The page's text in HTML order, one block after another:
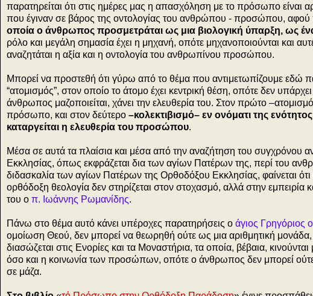
παρατηρείται ότι στις ημέρες μας η απασχόληση με το πρόσωπο είναι
που έγιναν σε βάρος της οντολογίας του ανθρώπου - προσώπου, αφού
οποία ο άνθρωπος προσμετράται ως μια βιολογική ύπαρξη, ως
ρόλο και μεγάλη σημασία έχει η μηχανή, οπότε μηχανοποιούνται και
αναζητάται η αξία και η οντολογία του ανθρωπίνου προσώπου.
Μπορεί να προστεθή ότι γύρω από το θέμα που αντιμετωπίζουμε εδώ
“ατομισμός”, στον οποίο το άτομο έχει κεντρική θέση, οπότε δεν
άνθρωπος μαζοποιείται, χάνει την ελευθερία του. Στον πρώτο
πρόσωπο, και στον δεύτερο –κολεκτιβισμό– εν ονόματι της
καταργείται η ελευθερία του προσώπου.
Μέσα σε αυτά τα πλαίσια και μέσα από την αναζήτηση του
Εκκλησίας, όπως εκφράζεται δια των αγίων Πατέρων της, περί του
διδασκαλία των αγίων Πατέρων της Ορθοδόξου Εκκλησίας, φαίνεται ότι
ορθόδοξη θεολογία δεν στηρίζεται στον στοχασμό, αλλά στην
του ο π. Ιωάννης Ρωμανίδης.
Πάνω στο θέμα αυτό κάνει υπέροχες παρατηρήσεις ο άγιος Γρηγόριος
ομοίωση Θεού, δεν μπορεί να θεωρηθή ούτε ως μια αριθμητική
διασώζεται στις Ενορίες και τα Μοναστήρια, τα οποία, βέβαια,
όσο και η κοινωνία των προσώπων, οπότε ο άνθρωπος δεν μπορεί ούτε
σε μάζα.